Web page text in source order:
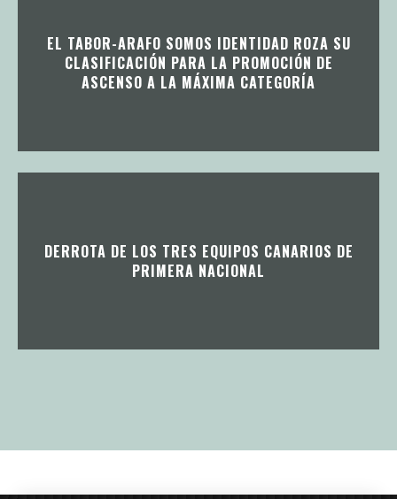
EL TABOR-ARAFO SOMOS IDENTIDAD ROZA SU
CLASIFICACIÓN PARA LA PROMOCIÓN DE
ASCENSO A LA MÁXIMA CATEGORÍA
DERROTA DE LOS TRES EQUIPOS CANARIOS DE
PRIMERA NACIONAL